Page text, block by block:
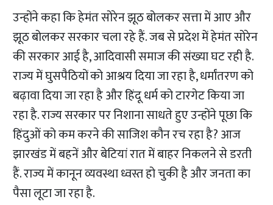
उन्होंने कहा कि हेमंत सोरेन झूठ बोलकर सत्ता में आए और
झूठ बोलकर सरकार चला रहे हैं. जब से प्रदेश में हेमंत सोरेन
की सरकार आई है, आदिवासी समाज की संख्या घट रही है.
राज्य में घुसपैठियों को आश्रय दिया जा रहा है, धर्मांतरण को
बढ़ावा दिया जा रहा है और हिंदू धर्म को टारगेट किया जा
रहा है. राज्य सरकार पर निशाना साधते हुए उन्होंने पूछा कि
हिंदुओं को कम करने की साजिश कौन रच रहा है? आज
झारखंड में बहनें और बेटियां रात में बाहर निकलने से डरती
हैं. राज्य में कानून व्यवस्था ध्वस्त हो चुकी है और जनता का
पैसा लूटा जा रहा है.